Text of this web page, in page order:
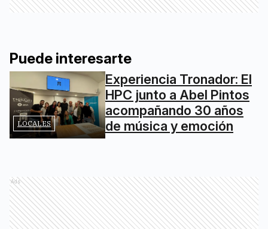
Puede interesarte
LOCALES
Experiencia Tronador: El
HPC junto a Abel Pintos
acompañando 30 años
de música y emoción
Ads